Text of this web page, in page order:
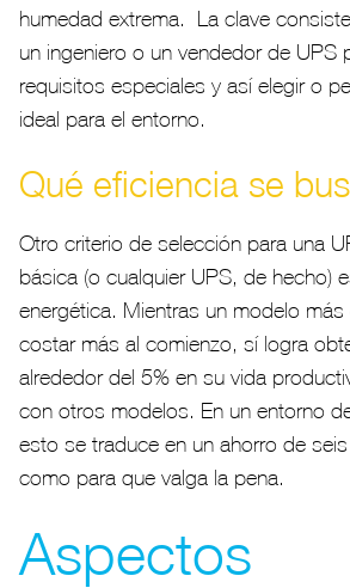
humedad extrema. La clave
un ingeniero o un vendedor de UPS
requisitos especiales y así elegir o
ideal para el entorno.
Qué eficiencia se
Otro criterio de selección para una
básica (o cualquier UPS, de hecho)
energética. Mientras un modelo más
costar más al comienzo, sí logra
alrededor del 5% en su vida
con otros modelos. En un entorno
esto se traduce en un ahorro de
como para que valga la pena.
Aspectos